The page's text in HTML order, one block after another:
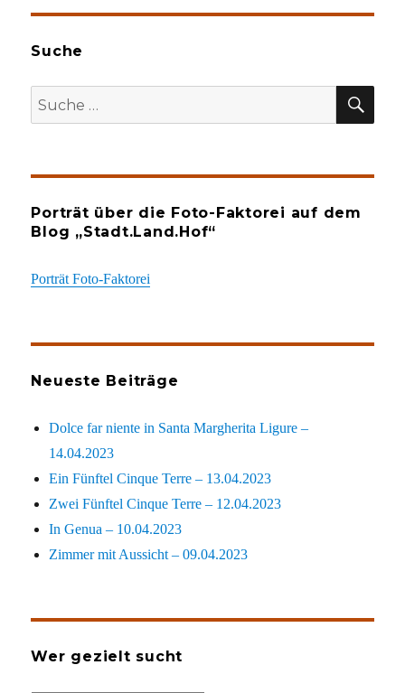
Suche
Suche
nach:
Porträt über die Foto-Faktorei auf dem
Blog „Stadt.Land.Hof“
Porträt Foto-Faktorei
Neueste Beiträge
Dolce far niente in Santa Margherita Ligure –
14.04.2023
Ein Fünftel Cinque Terre – 13.04.2023
Zwei Fünftel Cinque Terre – 12.04.2023
In Genua – 10.04.2023
Zimmer mit Aussicht – 09.04.2023
Wer gezielt sucht